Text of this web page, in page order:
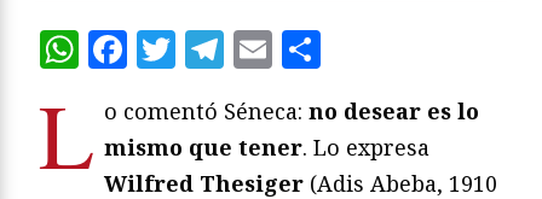
WhatsApp
Facebook
Twitter
Telegram
Email
L o comentó Séneca: no desear es lo
mismo que tener. Lo expresa
Wilfred Thesiger (Adis Abeba, 1910